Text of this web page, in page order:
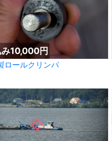
10,000円
ロールクリンパ